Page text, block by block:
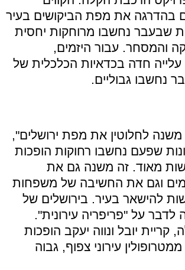
בהדרגה את מפת הביקושים בעיר
שבעבר נחשבו מרוחקות יחסית
והמסחר. עבור היזמים,
חדה בכדאיות הכלכלית של
נחשבו גבוליים.
לחלוטין את מפת ירושלים",
שפעם נחשבו רחוקות הופכות
מאוד. זה משנה גם את
וגם את החשיבה של משפחות
להישאר בעיר. בירושלים של
לדבר על "פריפריה עירונית".
, קריית יובל ונווה יעקב הופכות
עירוני צפוף, גבוה